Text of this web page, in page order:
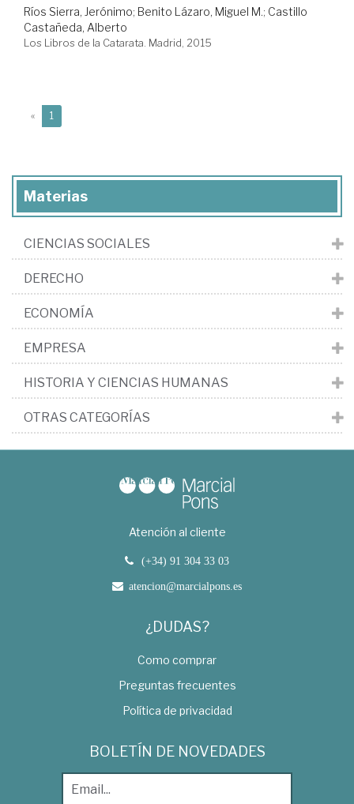
Ríos Sierra, Jerónimo; Benito Lázaro, Miguel M.; Castillo
Castañeda, Alberto
Los Libros de la Catarata. Madrid, 2015
« 1
Materias
CIENCIAS SOCIALES
DERECHO
ECONOMÍA
EMPRESA
HISTORIA Y CIENCIAS HUMANAS
OTRAS CATEGORÍAS
Atención al cliente
(+34) 91 304 33 03
atencion@marcialpons.es
¿DUDAS?
Como comprar
Preguntas frecuentes
Política de privacidad
BOLETÍN DE NOVEDADES